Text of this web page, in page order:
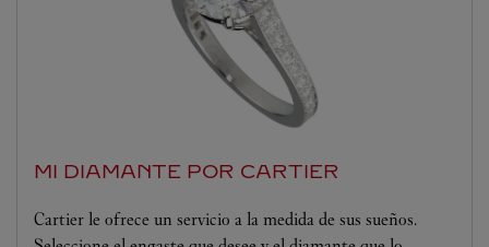
MI DIAMANTE POR CARTIER
Cartier le ofrece un servicio a la medida de sus sueños.